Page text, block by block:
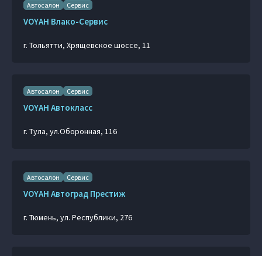
Автосалон Сервис
VOYAH Влако-Сервис
г. Тольятти, Хрящевское шоссе, 11
Автосалон Сервис
VOYAH Автокласс
г. Тула, ул.Оборонная, 116
Автосалон Сервис
VOYAH Автоград Престиж
г. Тюмень, ул. Республики, 276